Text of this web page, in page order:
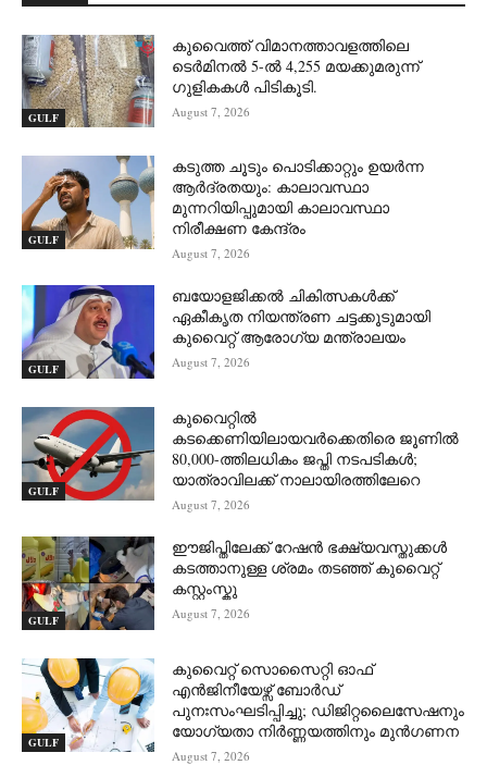
GULF
കുവൈത്ത് വിമാനത്താവളത്തിലെ
ടെർമിനൽ 5-ൽ 4,255 മയക്കുമരുന്ന്
ഗുളികകൾ പിടികൂടി.
August 7, 2026
GULF
കടുത്ത ചൂടും പൊടിക്കാറ്റും ഉയർന്ന
ആർദ്രതയും: കാലാവസ്ഥാ
മുന്നറിയിപ്പുമായി കാലാവസ്ഥാ
നിരീക്ഷണ കേന്ദ്രം
August 7, 2026
GULF
ബയോളജിക്കൽ ചികിത്സകൾക്ക്
ഏകീകൃത നിയന്ത്രണ ചട്ടക്കൂടുമായി
കുവൈറ്റ് ആരോഗ്യ മന്ത്രാലയം
August 7, 2026
GULF
കുവൈറ്റിൽ
കടക്കെണിയിലായവർക്കെതിരെ ജൂണിൽ
80,000-ത്തിലധികം ജപ്തി നടപടികൾ;
യാത്രാവിലക്ക് നാലായിരത്തിലേറെ
August 7, 2026
GULF
ഈജിപ്തിലേക്ക് റേഷൻ ഭക്ഷ്യവസ്തുക്കൾ
കടത്താനുള്ള ശ്രമം തടഞ്ഞ് കുവൈറ്റ്
കസ്റ്റംസ്കു
August 7, 2026
GULF
കുവൈറ്റ് സൊസൈറ്റി ഓഫ്
എൻജിനീയേഴ്സ് ബോർഡ്
പുനഃസംഘടിപ്പിച്ചു; ഡിജിറ്റലൈസേഷനും
യോഗ്യതാ നിർണ്ണയത്തിനും മുൻഗണന
August 7, 2026